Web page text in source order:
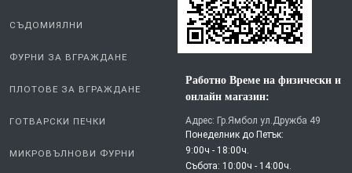
СЪДОМИЯЛНИ
ФУРНИ ЗА ВГРАЖДАНЕ
ПЛОТОВЕ ЗА ВГРАЖДАНЕ
ГОТВАРСКИ ПЕЧКИ
МИКРОВЪЛНОВИ ФУРНИ
Работно Време на физически и
онлайн магазин:
Адрес: Гр.Ямбол ул.Дружба 49
Понеделник до Петък:
9:00ч - 18:00ч.
Събота: 10:00ч - 14:00ч.